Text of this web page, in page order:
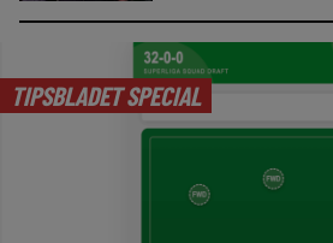
TIPSBLADET SPECIAL